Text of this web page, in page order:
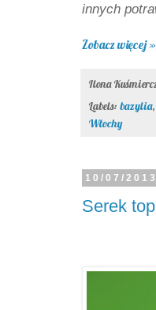
innych
Zobacz więcej »
Ilona
Labels: bazylia
Włochy
10/07/
Serek